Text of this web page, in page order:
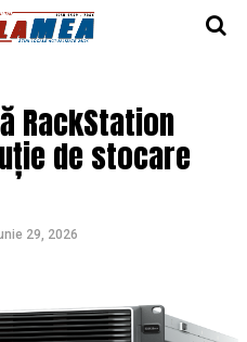
RackStation
de stocare
29, 2026